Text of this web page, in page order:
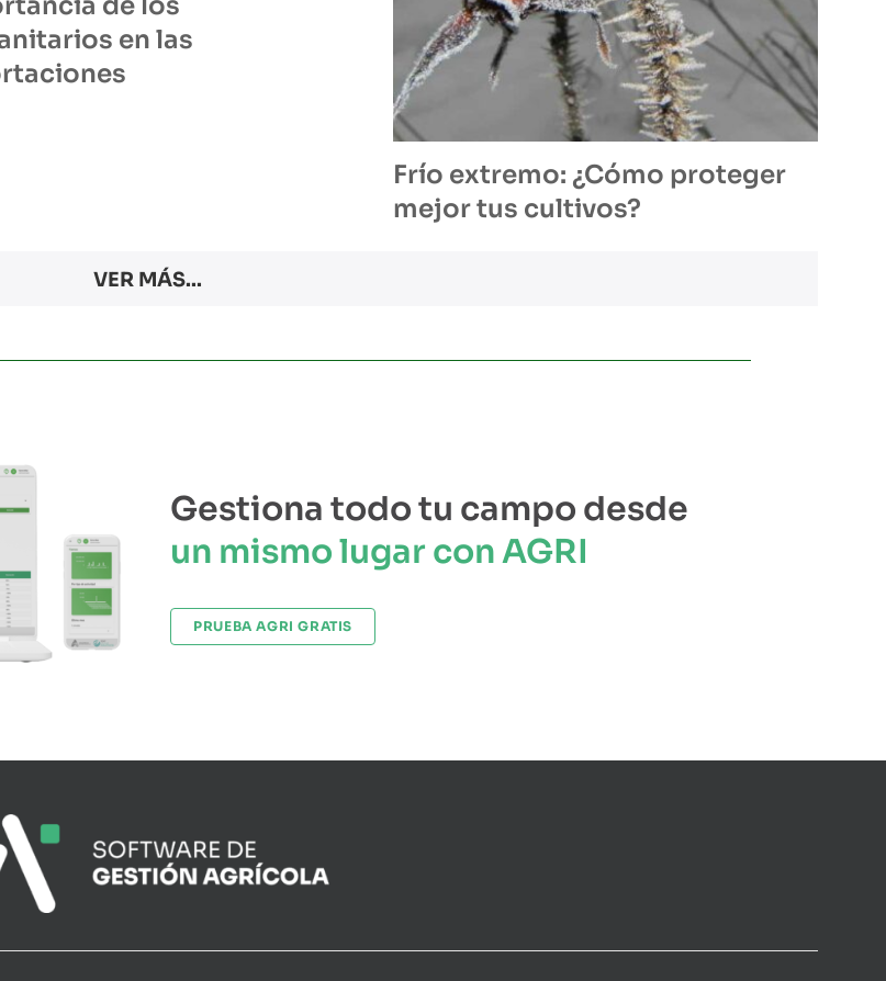
en las
Frío extremo: ¿Cómo proteger
mejor tus cultivos?
VER MÁS...
Gestiona todo tu campo desde
un mismo lugar con AGRI
PRUEBA AGRI GRATIS